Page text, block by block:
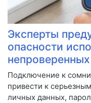
Эксперты
опасности
Подключение к
привести к
личных данных,